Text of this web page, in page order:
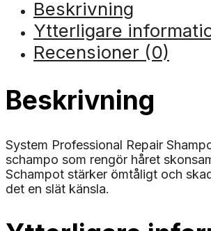
Beskrivning
Ytterligare
Recensioner (0)
Beskrivning
System Professional Repair
schampo som rengör håret
Schampot stärker ömtåligt och
det en slät känsla.